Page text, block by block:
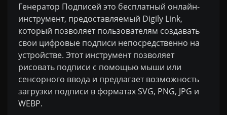
Генератор Подписей это бесплатный онлайн-
инструмент, предоставляемый Digily Link,
который позволяет пользователям создавать
свои цифровые подписи непосредственно на
устройстве. Этот инструмент позволяет
рисовать подписи с помощью мыши или
сенсорного ввода и предлагает возможность
загрузки подписи в форматах SVG, PNG, JPG и
WEBP.